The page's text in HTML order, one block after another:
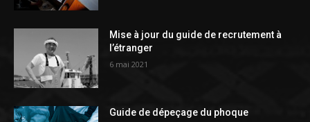
Mise à jour du guide de recrutement à
l’étranger
6 mai 2021
Guide de dépeçage du phoque